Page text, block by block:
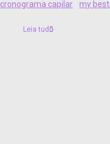
cronograma capilar my best
Leia tudo